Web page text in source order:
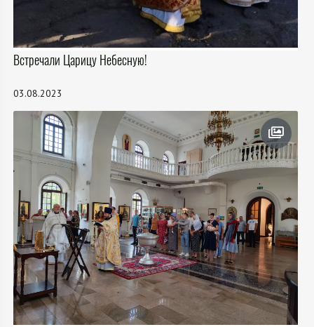
Встречали Царицу Небесную!
03.08.2023